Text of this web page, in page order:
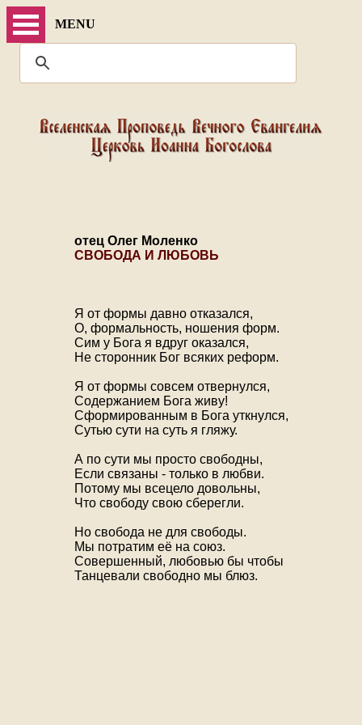
MENU
отец Олег Моленко
СВОБОДА И ЛЮБОВЬ
Я от формы давно отказался,
О, формальность, ношения форм.
Сим у Бога я вдруг оказался,
Не сторонник Бог всяких реформ.
Я от формы совсем отвернулся,
Содержанием Бога живу!
Сформированным в Бога уткнулся,
Сутью сути на суть я гляжу.
А по сути мы просто свободны,
Если связаны - только в любви.
Потому мы всецело довольны,
Что свободу свою сберегли.
Но свобода не для свободы.
Мы потратим её на союз.
Совершенный, любовью бы чтобы
Танцевали свободно мы блюз.